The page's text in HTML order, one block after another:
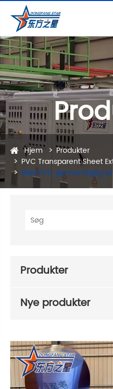
Hjem
Produkter
PVC Transparent Sheet
Blød PVC gennemsigtig
Produkter
Nye produkter